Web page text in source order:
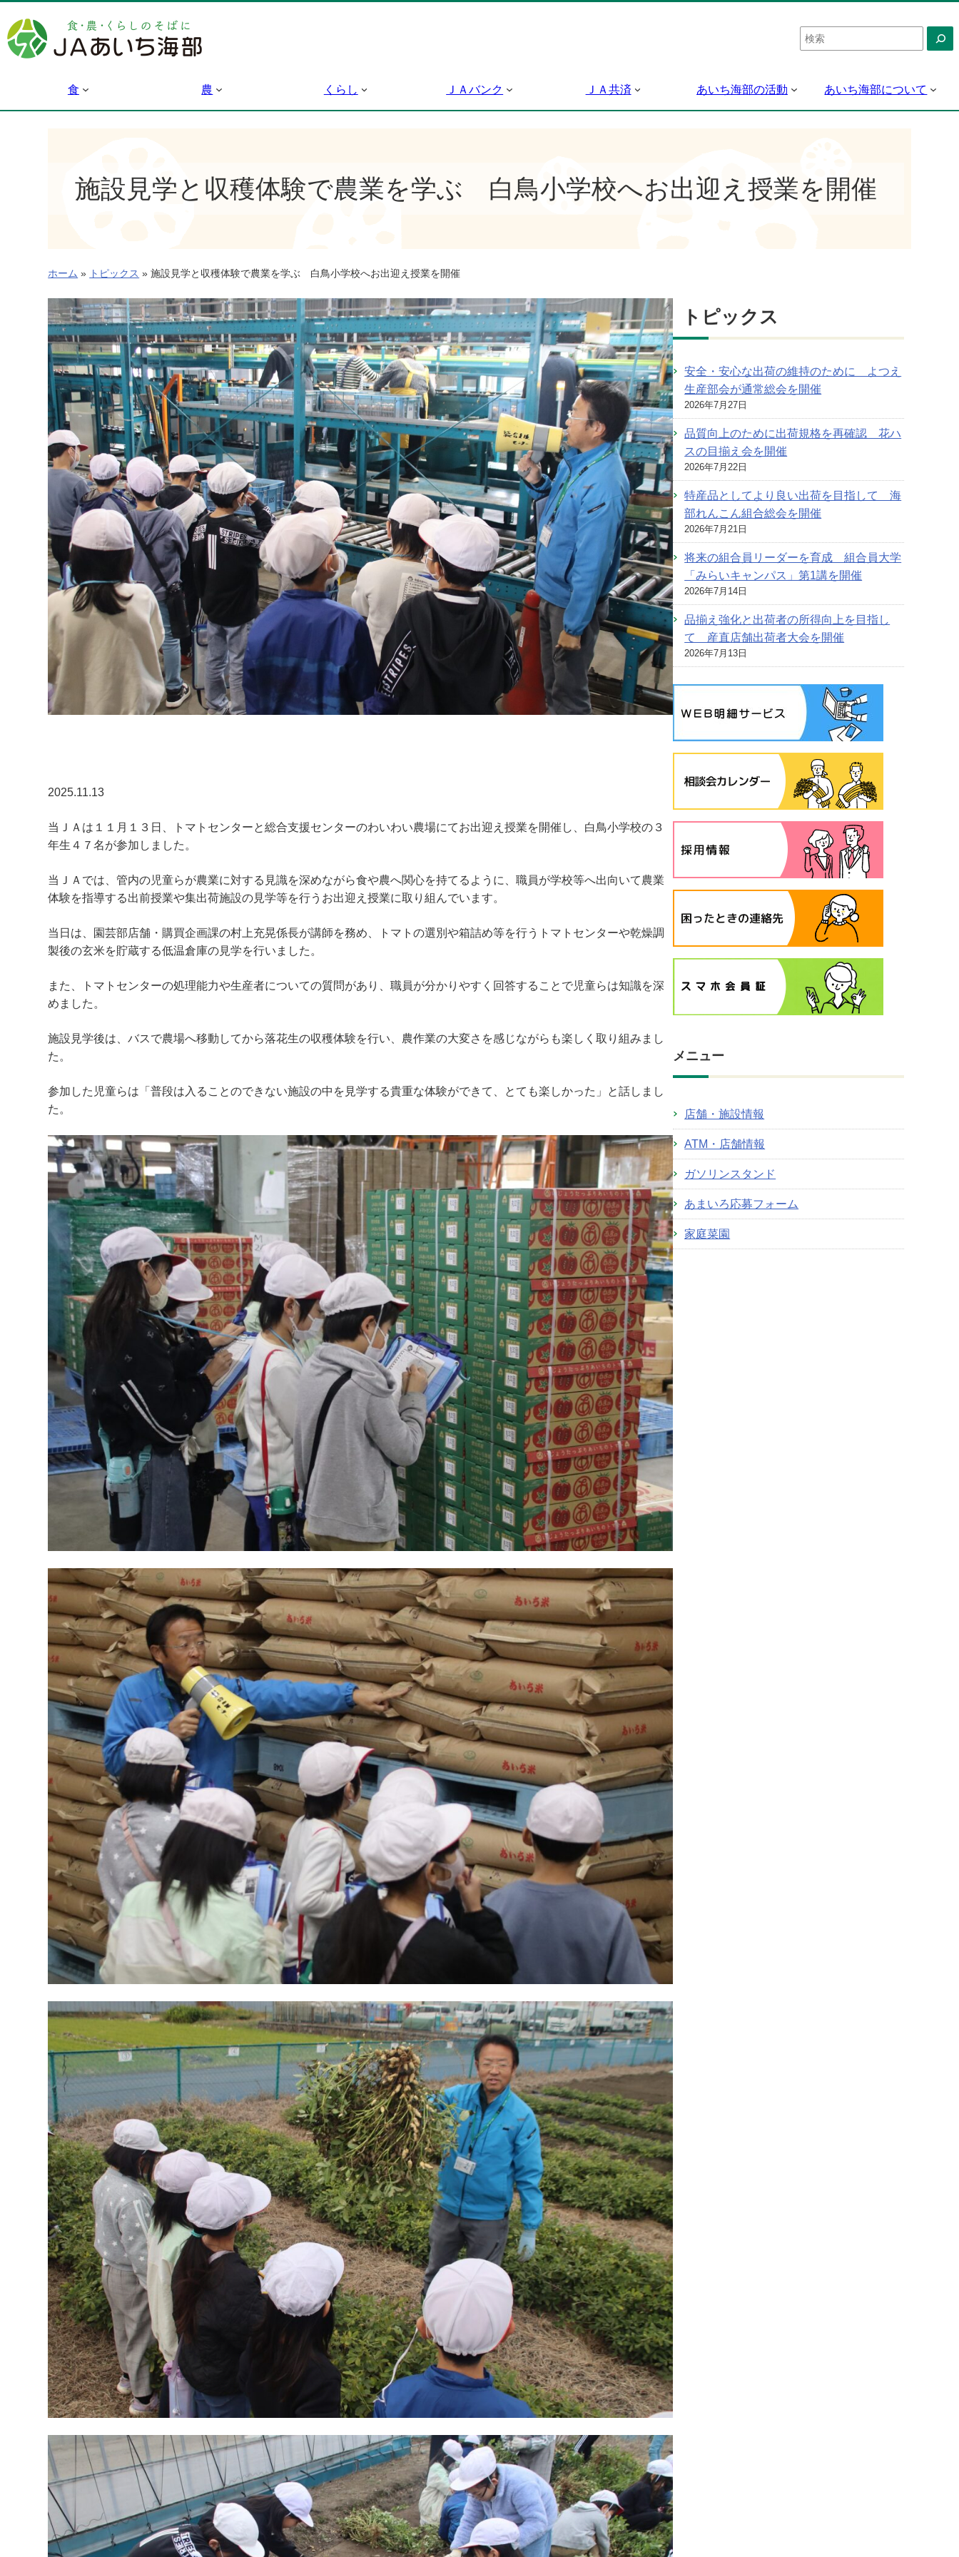
容
を
検
索
食 農 くらし ＪＡバンク ＪＡ共済 あいち海部の活動 あいち海部について
施設見学と収穫体験で農業を学ぶ 白鳥小学校へお出迎え授業を開催
ホーム » トピックス » 施設見学と収穫体験で農業を学ぶ 白鳥小学校へお出迎え授業を開催
2025.11.13
当ＪＡは１１月１３日、トマトセンターと総合支援センターのわいわい農場にてお出迎え授業を開催し、白鳥小学校の３
年生４７名が参加しました。
当ＪＡでは、管内の児童らが農業に対する見識を深めながら食や農へ関心を持てるように、職員が学校等へ出向いて農業
体験を指導する出前授業や集出荷施設の見学等を行うお出迎え授業に取り組んでいます。
当日は、園芸部店舗・購買企画課の村上充晃係長が講師を務め、トマトの選別や箱詰め等を行うトマトセンターや乾燥調
製後の玄米を貯蔵する低温倉庫の見学を行いました。
また、トマトセンターの処理能力や生産者についての質問があり、職員が分かりやすく回答することで児童らは知識を深
めました。
施設見学後は、バスで農場へ移動してから落花生の収穫体験を行い、農作業の大変さを感じながらも楽しく取り組みまし
た。
参加した児童らは「普段は入ることのできない施設の中を見学する貴重な体験ができて、とても楽しかった」と話しまし
た。
トピックス
安全・安心な出荷の維持のために よつえ
生産部会が通常総会を開催
2026年7月27日
品質向上のために出荷規格を再確認 花ハ
スの目揃え会を開催
2026年7月22日
特産品としてより良い出荷を目指して 海
部れんこん組合総会を開催
2026年7月21日
将来の組合員リーダーを育成 組合員大学
「みらいキャンパス」第1講を開催
2026年7月14日
品揃え強化と出荷者の所得向上を目指し
て 産直店舗出荷者大会を開催
2026年7月13日
メニュー
店舗・施設情報
ATM・店舗情報
ガソリンスタンド
あまいろ応募フォーム
家庭菜園